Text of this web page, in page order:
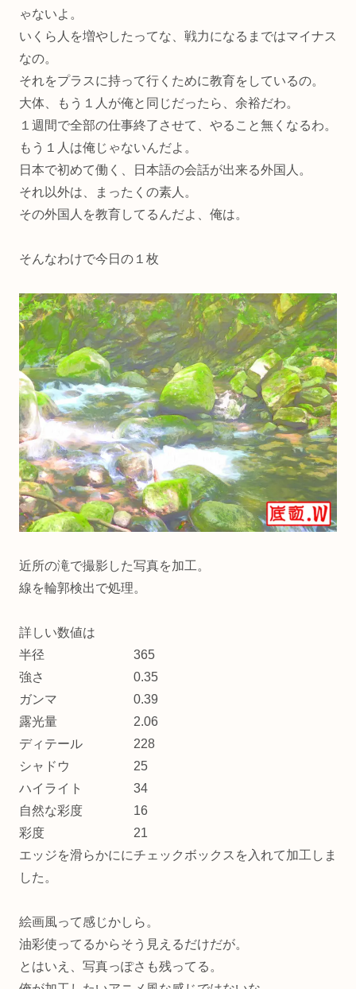
ゃないよ。
いくら人を増やしたってな、戦力になるまではマイナス
なの。
それをプラスに持って行くために教育をしているの。
大体、もう１人が俺と同じだったら、余裕だわ。
１週間で全部の仕事終了させて、やること無くなるわ。
もう１人は俺じゃないんだよ。
日本で初めて働く、日本語の会話が出来る外国人。
それ以外は、まったくの素人。
その外国人を教育してるんだよ、俺は。
そんなわけで今日の１枚
近所の滝で撮影した写真を加工。
線を輪郭検出で処理。
詳しい数値は
半径 365
強さ 0.35
ガンマ 0.39
露光量 2.06
ディテール 228
シャドウ 25
ハイライト 34
自然な彩度 16
彩度 21
エッジを滑らかににチェックボックスを入れて加工しま
した。
絵画風って感じかしら。
油彩使ってるからそう見えるだけだが。
とはいえ、写真っぽさも残ってる。